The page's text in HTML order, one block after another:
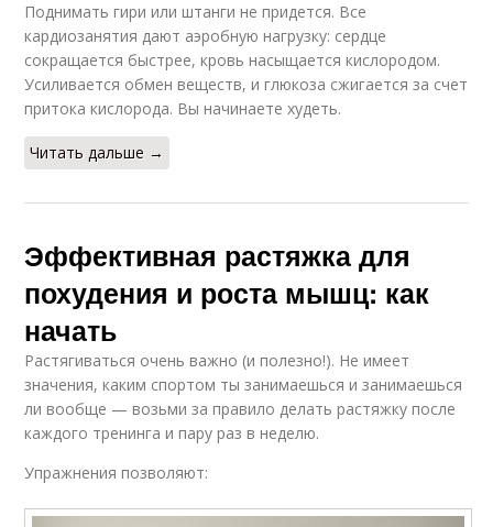
Поднимать гири или штанги не придется. Все
кардиозанятия дают аэробную нагрузку: сердце
сокращается быстрее, кровь насыщается кислородом.
Усиливается обмен веществ, и глюкоза сжигается за счет
притока кислорода. Вы начинаете худеть.
Читать дальше →
Эффективная растяжка для
похудения и роста мышц: как
начать
Растягиваться очень важно (и полезно!). Не имеет
значения, каким спортом ты занимаешься и занимаешься
ли вообще — возьми за правило делать растяжку после
каждого тренинга и пару раз в неделю.
Упражнения позволяют: